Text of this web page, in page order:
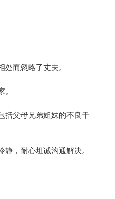
而忽略了丈夫。
括父母兄弟姐妹的不良干
，耐心坦诚沟通解决。